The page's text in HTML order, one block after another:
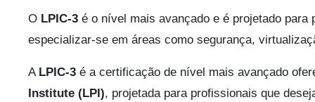
O LPIC-3 é o nível mais avançado e é projetado para
especializar-se em áreas como segurança,
A LPIC-3 é a certificação de nível mais avançado
Institute (LPI), projetada para profissionais que